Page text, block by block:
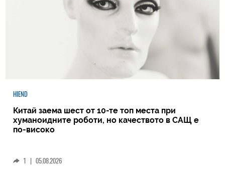
HIEND
Китай заема шест от 10-те топ места при
хуманоидните роботи, но качеството в САЩ е
по-високо
1 | 05.08.2026